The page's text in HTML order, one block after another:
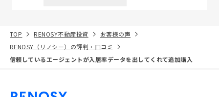
TOP RENOSY不動産投資
お客様の声
RENOSY（リノシー）の評判・口コミ
信頼しているエージェントが入居率データを出してくれて追加購入